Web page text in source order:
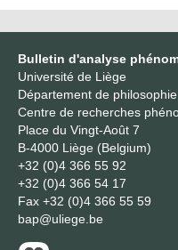
Bulletin d'analyse
Université de Liège
Département de philosophie
Centre de recherches
Place du Vingt-Août 7
B-4000 Liège (Belgium)
+32 (0)4 366 55 92
+32 (0)4 366 54 17
Fax +32 (0)4 366 55 59
bap@uliege.be